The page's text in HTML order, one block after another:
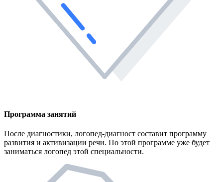
Программа занятий
После диагностики, логопед-диагност составит программу
развития и активизации речи. По этой программе уже будет
заниматься логопед этой специальности.